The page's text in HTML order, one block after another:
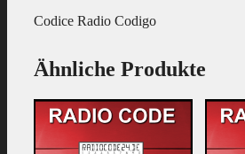
Codice Radio Codigo
Ähnliche Produkte